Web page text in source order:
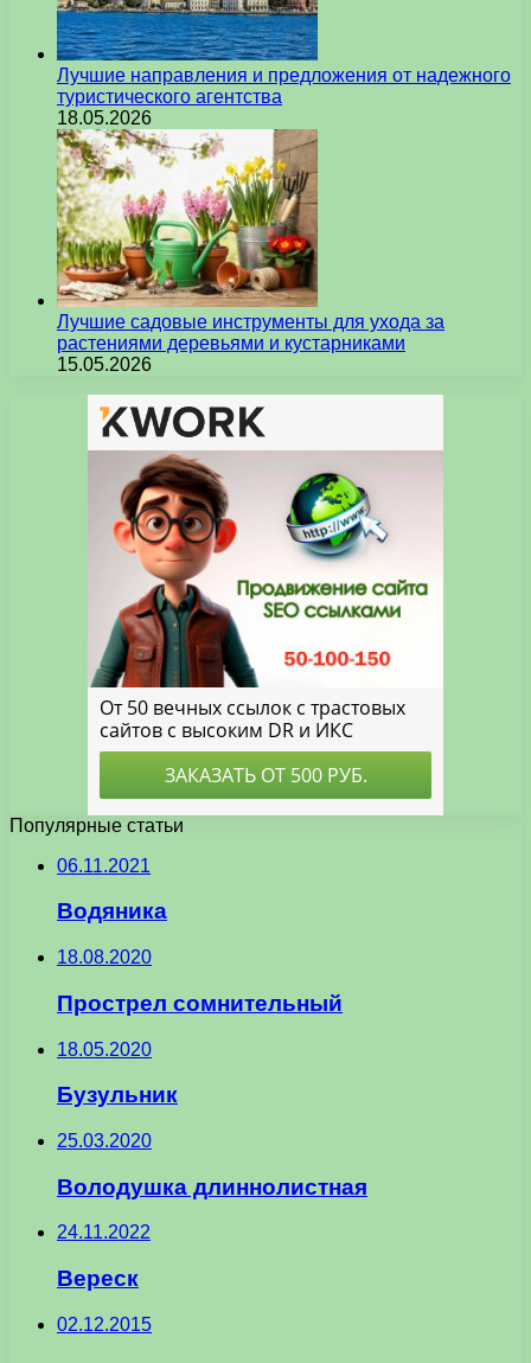
Лучшие направления и предложения от надежного
туристического агентства
18.05.2026
Лучшие садовые инструменты для ухода за
растениями деревьями и кустарниками
15.05.2026
Популярные статьи
06.11.2021
Водяника
18.08.2020
Прострел сомнительный
18.05.2020
Бузульник
25.03.2020
Володушка длиннолистная
24.11.2022
Вереск
02.12.2015